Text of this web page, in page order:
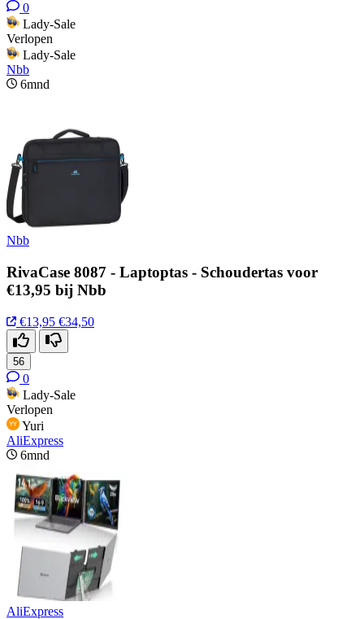
0
Lady-Sale
Verlopen
Lady-Sale
Nbb
6mnd
Nbb
RivaCase 8087 - Laptoptas - Schoudertas voor
€13,95 bij Nbb
€13,95 €34,50
56
0
Lady-Sale
Verlopen
Yuri
AliExpress
6mnd
AliExpress